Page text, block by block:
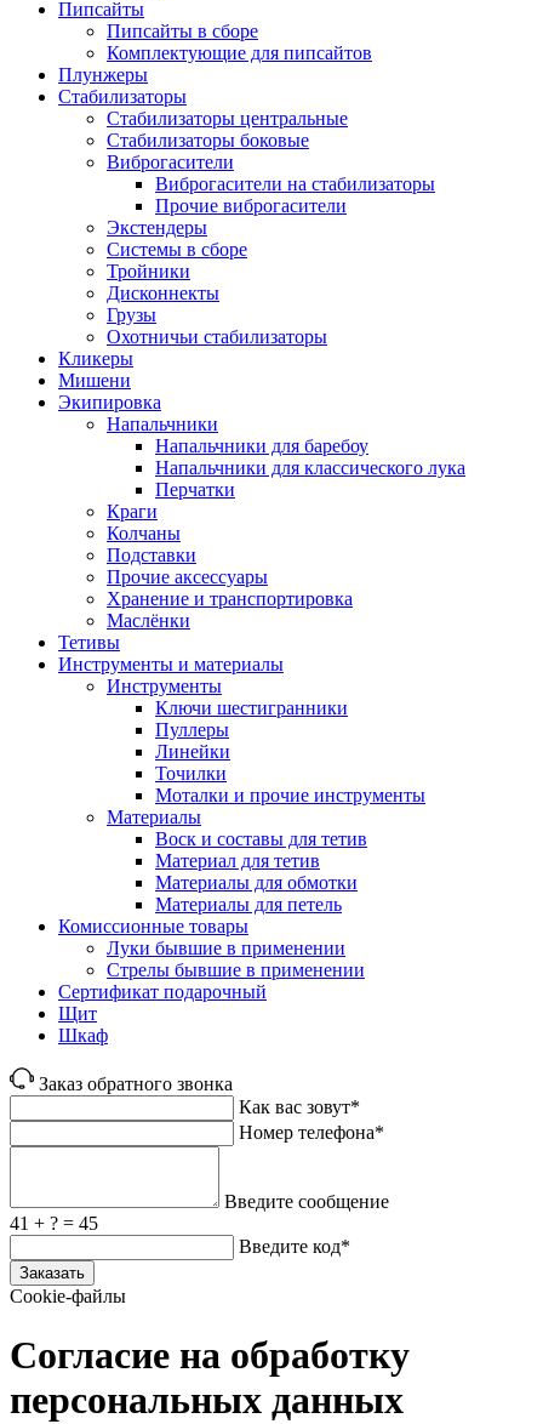
Пипсайты
Пипсайты в сборе
Комплектующие для пипсайтов
Плунжеры
Стабилизаторы
Стабилизаторы центральные
Стабилизаторы боковые
Виброгасители
Виброгасители на стабилизаторы
Прочие виброгасители
Экстендеры
Системы в сборе
Тройники
Дисконнекты
Грузы
Охотничьи стабилизаторы
Кликеры
Мишени
Экипировка
Напальчники
Напальчники для баребоу
Напальчники для классического лука
Перчатки
Краги
Колчаны
Подставки
Прочие аксессуары
Хранение и транспортировка
Маслёнки
Тетивы
Инструменты и материалы
Инструменты
Ключи шестигранники
Пуллеры
Линейки
Точилки
Моталки и прочие инструменты
Материалы
Воск и составы для тетив
Материал для тетив
Материалы для обмотки
Материалы для петель
Комиссионные товары
Луки бывшие в применении
Стрелы бывшие в применении
Сертификат подарочный
Щит
Шкаф
Заказ обратного звонка
Как вас зовут*
Номер телефона*
Введите сообщение
41 + ? = 45
Введите код*
Заказать
Cookie-файлы
Согласие на обработку
персональных данных